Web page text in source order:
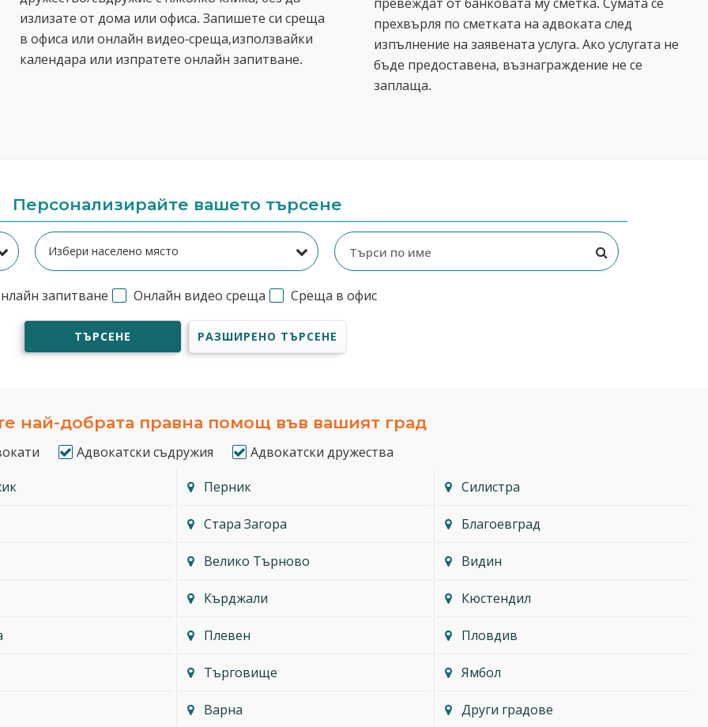
излизате от дома или офиса. Запишете си среща
в офиса или онлайн видео-среща,използвайки
календара или изпратете онлайн запитване.
прехвърля по сметката на адвоката след
изпълнение на заявената услуга. Ако услугата не
бъде предоставена, възнаграждение не се
заплаща.
Персонализирайте вашето търсене
запитване Онлайн видео среща Среща в офис
ТЪРСЕНЕ РАЗШИРЕНО ТЪРСЕНЕ
най-добрата правна помощ във вашият град
Адвокатски съдружия
Адвокатски дружества
Перник Силистра
Стара Загора Благоевград
Велико Търново Видин
Кърджали Кюстендил
Плевен Пловдив
Търговище Ямбол
Варна Други градове